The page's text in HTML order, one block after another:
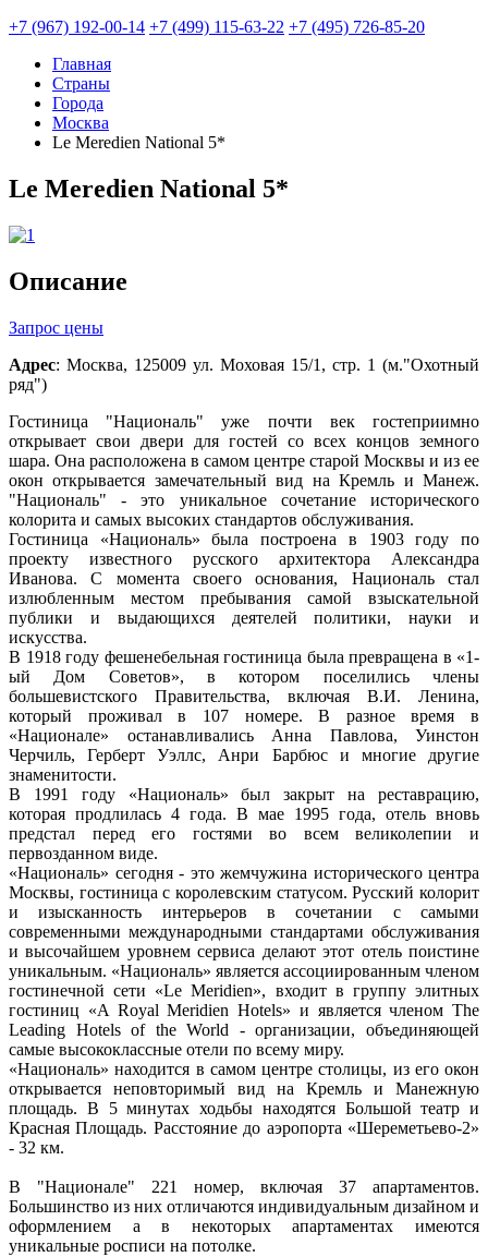
+7 (967) 192-00-14 +7 (499) 115-63-22 +7 (495) 726-85-20
Главная
Страны
Города
Москва
Le Meredien National 5*
Le Meredien National 5*
Описание
Запрос цены
Адрес: Москва, 125009 ул. Моховая 15/1, стр. 1 (м."Охотный
ряд")
Гостиница "Националь" уже почти век гостеприимно
открывает свои двери для гостей со всех концов земного
шара. Она расположена в самом центре старой Москвы и из ее
окон открывается замечательный вид на Кремль и Манеж.
"Националь" - это уникальное сочетание исторического
колорита и самых высоких стандартов обслуживания.
Гостиница «Националь» была построена в 1903 году по
проекту известного русского архитектора Александра
Иванова. С момента своего основания, Националь стал
излюбленным местом пребывания самой взыскательной
публики и выдающихся деятелей политики, науки и
искусства.
В 1918 году фешенебельная гостиница была превращена в «1-
ый Дом Советов», в котором поселились члены
большевистского Правительства, включая В.И. Ленина,
который проживал в 107 номере. В разное время в
«Национале» останавливались Анна Павлова, Уинстон
Черчиль, Герберт Уэллс, Анри Барбюс и многие другие
знаменитости.
В 1991 году «Националь» был закрыт на реставрацию,
которая продлилась 4 года. В мае 1995 года, отель вновь
предстал перед его гостями во всем великолепии и
первозданном виде.
«Националь» сегодня - это жемчужина исторического центра
Москвы, гостиница с королевским статусом. Русский колорит
и изысканность интерьеров в сочетании с самыми
современными международными стандартами обслуживания
и высочайшем уровнем сервиса делают этот отель поистине
уникальным. «Националь» является ассоциированным членом
гостинечной сети «Le Meridien», входит в группу элитных
гостиниц «A Royal Meridien Hotels» и является членом The
Leading Hotels of the World - организации, объединяющей
самые высококлассные отели по всему миру.
«Националь» находится в самом центре столицы, из его окон
открывается неповторимый вид на Кремль и Манежную
площадь. В 5 минутах ходьбы находятся Большой театр и
Красная Площадь. Расстояние до аэропорта «Шереметьево-2»
- 32 км.
В "Национале" 221 номер, включая 37 апартаментов.
Большинство из них отличаются индивидуальным дизайном и
оформлением а в некоторых апартаментах имеются
уникальные росписи на потолке.